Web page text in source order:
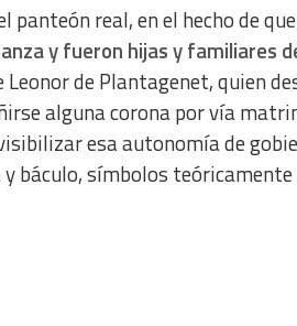
panteón real, en el hecho de que
y fueron hijas y familiares
de Plantagenet, quien
alguna corona por vía
esa autonomía de
báculo, símbolos teóricamente